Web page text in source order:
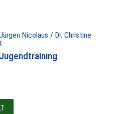
Nicolaus / Dr. Christine